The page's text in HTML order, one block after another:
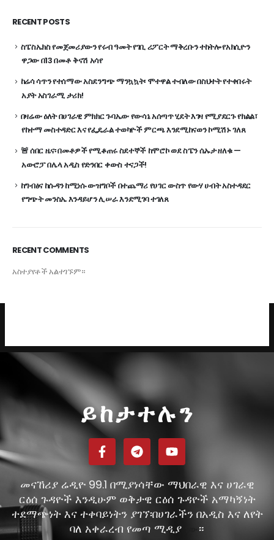
RECENT POSTS
ስፔስኤክስ የመጀመሪያውን የሩብ ዓመት የገቢ ሪፖርት ማቅረቡን ተከትሎ የአክሲዮን
ዋጋው በ13 በመቶ ቅናሽ አሳየ
ከሬሳ ሳጥን የተሰማው አስደንግጭ ማንኳኳት፡ ሞተዋል ተብለው በስህተት የተቀበሩት
አያት አስገራሚ ታሪክ!
በዛሬው ዕለት በሀገራዊ ምክክር ጉባኤው የውሳኔ አሰጣጥ ሂደት እገዛ የሚያደርጉ የክልል፣
የከተማ መስተዳድር እና የፌዴራል ተወካዮች ምርጫ እንደሚከናወን ኮሚሽኑ ገለጸ
🚨 ሰበር ዜና፡ በመቶዎች የሚቆጠሩ ስደተኞች ከሞሮኮ ወደ ስፔን ሴኡታ ዘለቁ —
አውሮፓ በሌላ አዲስ የድንበር ቀውስ ተናጋች!
ከግብፅና ከሱዳን ከሚነሱ ውዝግቦች በተጨማሪ የሀገር ውስጥ የውሃ ሀብት አስተዳደር
የግጭት መንስኤ እንዳይሆን ሊሠራ እንደሚገባ ተገለጸ
RECENT COMMENTS
አስተያየቶች አልተገኙም።
ይከታተሉን
መናኸሪያ ሬዲዮ 99.1 በሚያነሳቸው ማህበራዊ እና ሀገራዊ
ርዕሰ ጉዳዮች እንዲሁም ወቅታዊ ርዕሰ ጉዳዮች አማካኝነት
ተደማጭነት እና ተቀባይነትን ያገኘ፡በሀገራችን በአዲስ እና ለየት
ባለ አቀራረብ የመጣ ሚዲያ
።